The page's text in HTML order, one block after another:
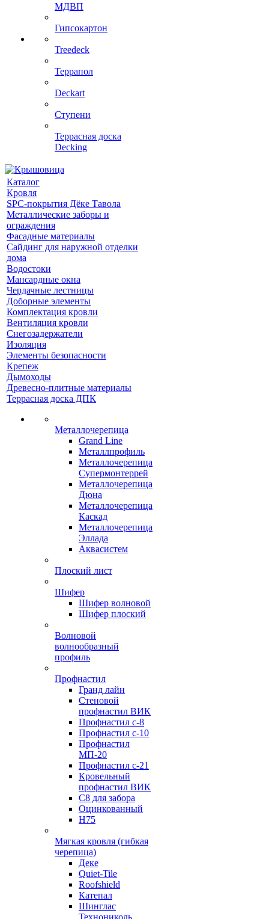
МДВП
Гипсокартон
Treedeck
Террапол
Deckart
Ступени
Террасная доска
Decking
Каталог
Кровля
SPC-покрытия Дёке Тавола
Металлические заборы и
ограждения
Фасадные материалы
Сайдинг для наружной отделки
дома
Водостоки
Мансардные окна
Чердачные лестницы
Доборные элементы
Комплектация кровли
Вентиляция кровли
Снегозадержатели
Изоляция
Элементы безопасности
Крепеж
Дымоходы
Древесно-плитные материалы
Террасная доска ДПК
Металлочерепица
Grand Line
Металлпрофиль
Металлочерепица
Супермонтеррей
Металлочерепица
Дюна
Металлочерепица
Каскад
Металлочерепица
Эллада
Аквасистем
Плоский лист
Шифер
Шифер волновой
Шифер плоский
Волновой
волнообразный
профиль
Профнастил
Гранд лайн
Стеновой
профнастил ВИК
Профнастил с-8
Профнастил с-10
Профнастил
МП-20
Профнастил с-21
Кровельный
профнастил ВИК
С8 для забора
Оцинкованный
Н75
Мягкая кровля (гибкая
черепица)
Деке
Quiet-Tile
Roofshield
Катепал
Шинглас
Технониколь